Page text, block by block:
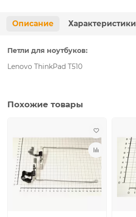
Описание Характеристики
Петли для ноутбуков:
Lenovo ThinkPad T510
Похожие товары